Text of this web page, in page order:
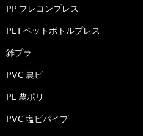
PP フレコンプレス
PET ペットボトルプレス
雑プラ
PVC 農ビ
PE 農ポリ
PVC 塩ビパイプ